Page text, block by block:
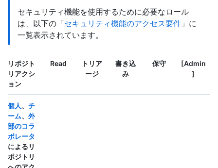
セキュリティ機能を使用するために必要なロール
は、以下の「セキュリティ機能のアクセス要件 」に
一覧表示されています。
リポジト
リアクシ
ョン
Read
トリア
ージ
書き込
み
保守
[Admin
]
個人、 チ
ーム、 外
部のコラ
ボレータ
によるリ
ポジトリ